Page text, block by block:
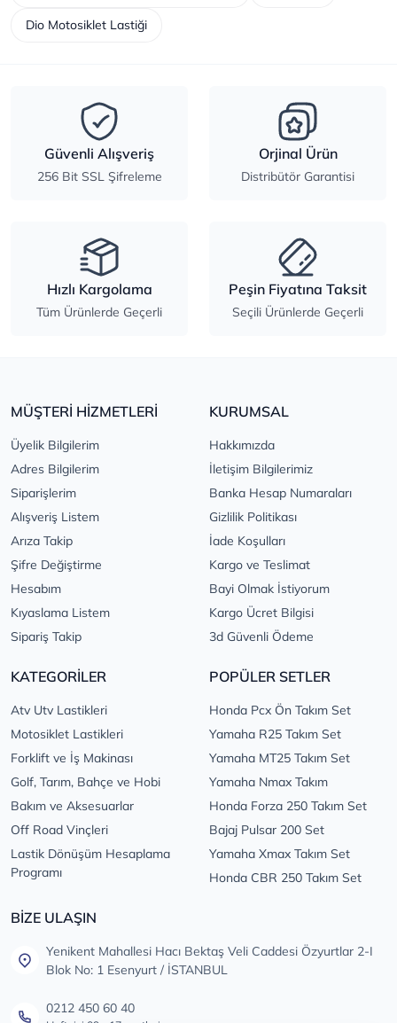
Dio Motosiklet Lastiği
Güvenli Alışveriş
256 Bit SSL Şifreleme
Orjinal Ürün
Distribütör Garantisi
Hızlı Kargolama
Tüm Ürünlerde Geçerli
Peşin Fiyatına Taksit
Seçili Ürünlerde Geçerli
MÜŞTERİ HİZMETLERİ
Üyelik Bilgilerim
Adres Bilgilerim
Siparişlerim
Alışveriş Listem
Arıza Takip
Şifre Değiştirme
Hesabım
Kıyaslama Listem
Sipariş Takip
KURUMSAL
Hakkımızda
İletişim Bilgilerimiz
Banka Hesap Numaraları
Gizlilik Politikası
İade Koşulları
Kargo ve Teslimat
Bayi Olmak İstiyorum
Kargo Ücret Bilgisi
3d Güvenli Ödeme
KATEGORİLER
Atv Utv Lastikleri
Motosiklet Lastikleri
Forklift ve İş Makinası
Golf, Tarım, Bahçe ve Hobi
Bakım ve Aksesuarlar
Off Road Vinçleri
Lastik Dönüşüm Hesaplama
Programı
POPÜLER SETLER
Honda Pcx Ön Takım Set
Yamaha R25 Takım Set
Yamaha MT25 Takım Set
Yamaha Nmax Takım
Honda Forza 250 Takım Set
Bajaj Pulsar 200 Set
Yamaha Xmax Takım Set
Honda CBR 250 Takım Set
BİZE ULAŞIN
Yenikent Mahallesi Hacı Bektaş Veli Caddesi Özyurtlar 2-I
Blok No: 1 Esenyurt / İSTANBUL
0212 450 60 40